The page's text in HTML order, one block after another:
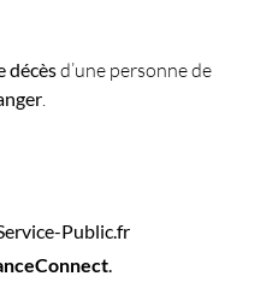
décèsd’une personne de
Public.fr
.